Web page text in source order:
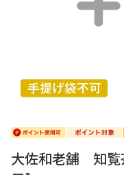
大佐和老舗 知覧